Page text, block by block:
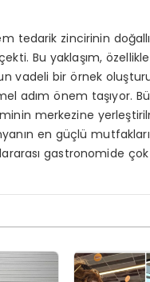
tedarik zincirinin
Bu yaklaşım,
vadeli bir örnek
adım önem taşıyor.
merkezine
en güçlü
gastronomide